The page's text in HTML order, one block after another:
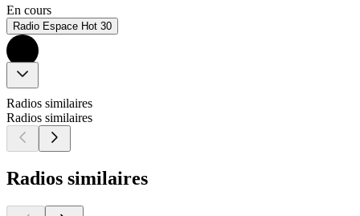
En cours
Radio Espace Hot 30
Radios similaires
Radios similaires
Radios similaires